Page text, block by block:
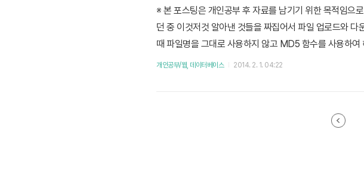
※ 본 포스팅은 개인공부 후 자료를 남기기 위한 목적임으
던 중 이것저것 알아낸 것들을 짜집어서 파일 업로드와
때 파일명을 그대로 사용하지 않고 MD5 함수를 사용하
쳐 기본키를 가지고 다운로드 합니다. 우선 전체적인 웹
개인공부/웹, 데이터베이스 2014. 2. 1. 04:22